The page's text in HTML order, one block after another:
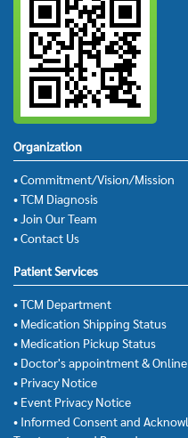
Organization
• Commitment/Vision/Mission
• TCM Diagnosis
• Join Our Team
• Contact Us
Patient Services
• TCM Department
• Medication Shipping Status
• Medication Pickup Status
• Doctor's appointment &
• Privacy Notice
• Event Privacy Notice
• Informed Consent and